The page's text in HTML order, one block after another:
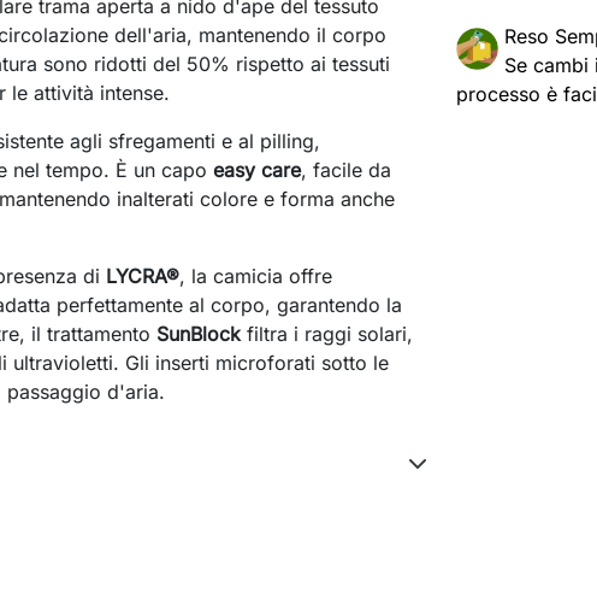
Reso
Se
processo è
trama aperta a nido d'ape del tessuto
dell'aria, mantenendo il corpo
sono ridotti del 50% rispetto ai tessuti
le attività intense.
agli sfregamenti e al pilling,
nel tempo. È un capoeasy care, facile da
inalterati colore e forma anche
di LYCRA®, la camicia offre
perfettamente al corpo, garantendo la
il trattamento SunBlockfiltra i raggi solari,
ultravioletti. Gli inserti microforati sotto le
passaggio d'aria.